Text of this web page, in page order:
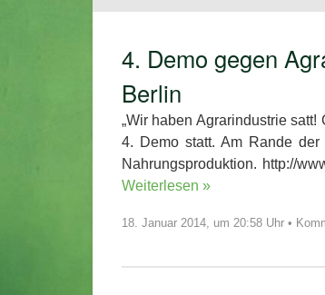
4. Demo gegen
Berlin
„Wir haben Agrarindustrie
4. Demo statt. Am Rande der
Nahrungsproduktion.
Weiterlesen »
18. Januar 2014, um 20:58 Uhr •